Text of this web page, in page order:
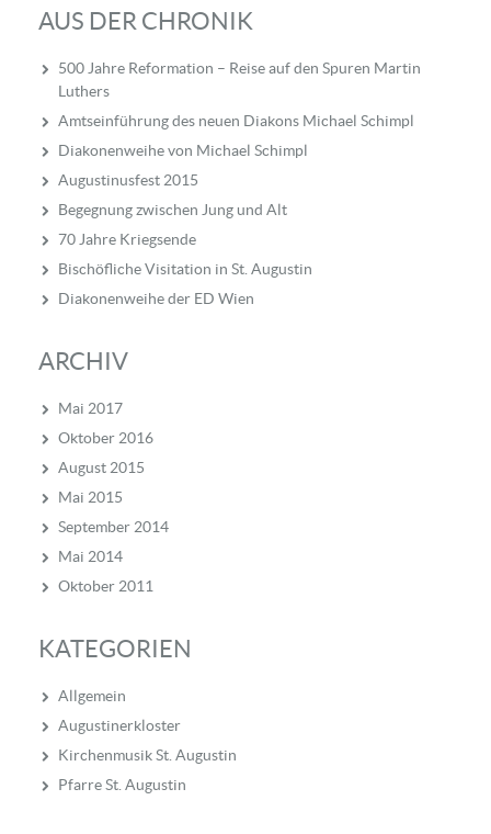
AUS DER CHRONIK
500 Jahre Reformation – Reise auf den Spuren Martin
Luthers
Amtseinführung des neuen Diakons Michael Schimpl
Diakonenweihe von Michael Schimpl
Augustinusfest 2015
Begegnung zwischen Jung und Alt
70 Jahre Kriegsende
Bischöfliche Visitation in St. Augustin
Diakonenweihe der ED Wien
ARCHIV
Mai 2017
Oktober 2016
August 2015
Mai 2015
September 2014
Mai 2014
Oktober 2011
KATEGORIEN
Allgemein
Augustinerkloster
Kirchenmusik St. Augustin
Pfarre St. Augustin